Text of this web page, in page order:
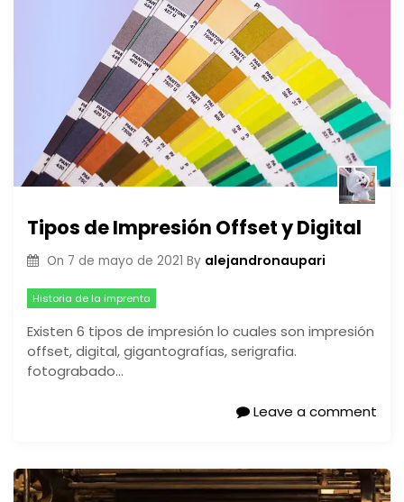
Tipos de Impresión Offset y Digital
On 7 de mayo de 2021 By alejandronaupari
Historia de la imprenta
Existen 6 tipos de impresión lo cuales son impresión
offset, digital, gigantografías, serigrafia.
fotograbado…
Leave a comment